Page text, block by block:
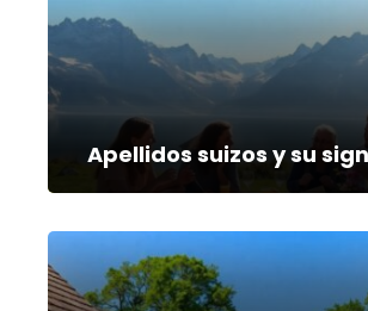
Apellidos suizos y su